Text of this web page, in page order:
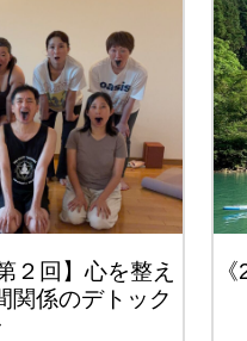
２回】心を整え
関係のデトック